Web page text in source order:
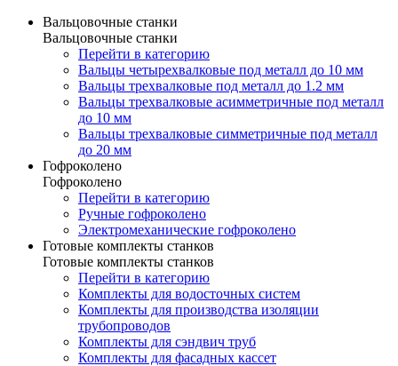
Вальцовочные станки
Вальцовочные станки
Перейти в категорию
Вальцы четырехвалковые под металл до 10 мм
Вальцы трехвалковые под металл до 1.2 мм
Вальцы трехвалковые асимметричные под металл
до 10 мм
Вальцы трехвалковые симметричные под металл
до 20 мм
Гофроколено
Гофроколено
Перейти в категорию
Ручные гофроколено
Электромеханические гофроколено
Готовые комплекты станков
Готовые комплекты станков
Перейти в категорию
Комплекты для водосточных систем
Комплекты для производства изоляции
трубопроводов
Комплекты для сэндвич труб
Комплекты для фасадных кассет